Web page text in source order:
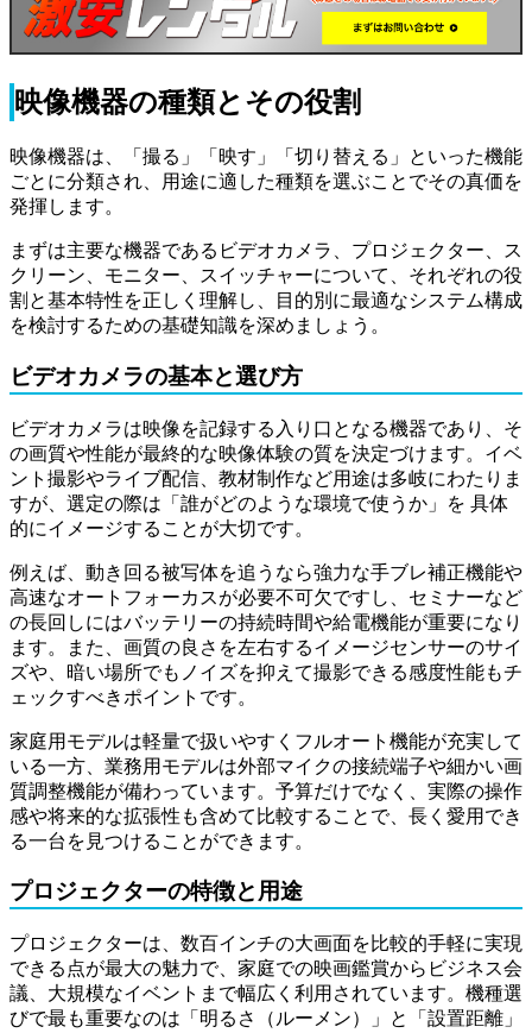
映像機器の種類とその役割
映像機器は、「撮る」「映す」「切り替える」といった機能
ごとに分類され、用途に適した種類を選ぶことでその真価を
発揮します。
まずは主要な機器であるビデオカメラ、プロジェクター、ス
クリーン、モニター、スイッチャーについて、それぞれの役
割と基本特性を正しく理解し、目的別に最適なシステム構成
を検討するための基礎知識を深めましょう。
ビデオカメラの基本と選び方
ビデオカメラは映像を記録する入り口となる機器であり、そ
の画質や性能が最終的な映像体験の質を決定づけます。イベ
ント撮影やライブ配信、教材制作など用途は多岐にわたりま
すが、選定の際は「誰がどのような環境で使うか」を 具体
的にイメージすることが大切です。
例えば、動き回る被写体を追うなら強力な手ブレ補正機能や
高速なオートフォーカスが必要不可欠ですし、セミナーなど
の長回しにはバッテリーの持続時間や給電機能が重要になり
ます。また、画質の良さを左右するイメージセンサーのサイ
ズや、暗い場所でもノイズを抑えて撮影できる感度性能もチ
ェックすべきポイントです。
家庭用モデルは軽量で扱いやすくフルオート機能が充実して
いる一方、業務用モデルは外部マイクの接続端子や細かい画
質調整機能が備わっています。予算だけでなく、実際の操作
感や将来的な拡張性も含めて比較することで、長く愛用でき
る一台を見つけることができます。
プロジェクターの特徴と用途
プロジェクターは、数百インチの大画面を比較的手軽に実現
できる点が最大の魅力で、家庭での映画鑑賞からビジネス会
議、大規模なイベントまで幅広く利用されています。機種選
びで最も重要なのは「明るさ（ルーメン）」と「設置距離」